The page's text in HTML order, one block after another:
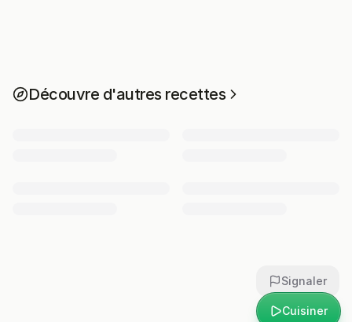
Cuisiner
Découvre d'autres recettes
Signaler